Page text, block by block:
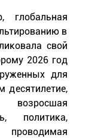
глобальная
в
свой
2026 год
для
десятилетие,
политика,